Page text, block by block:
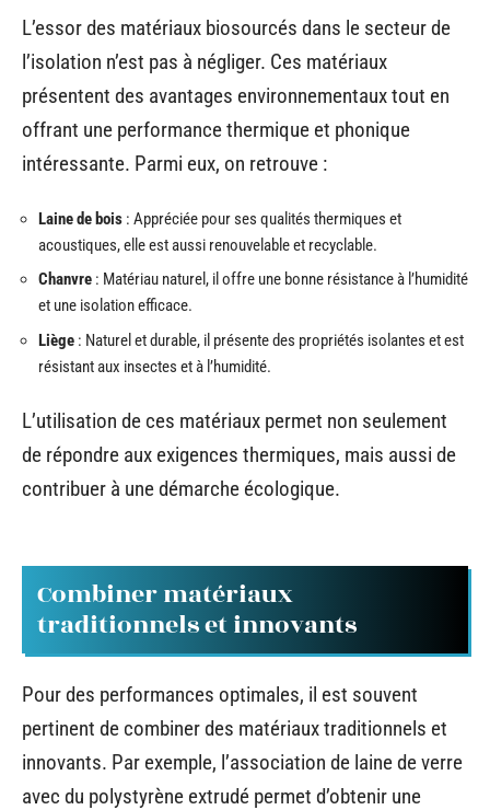
L’essor des matériaux biosourcés dans le secteur de
l’isolation n’est pas à négliger. Ces matériaux
présentent des avantages environnementaux tout en
offrant une performance thermique et phonique
intéressante. Parmi eux, on retrouve :
Laine de bois : Appréciée pour ses qualités thermiques et
acoustiques, elle est aussi renouvelable et recyclable.
Chanvre : Matériau naturel, il offre une bonne résistance à l’humidité
et une isolation efficace.
Liège : Naturel et durable, il présente des propriétés isolantes et est
résistant aux insectes et à l’humidité.
L’utilisation de ces matériaux permet non seulement
de répondre aux exigences thermiques, mais aussi de
contribuer à une démarche écologique.
Combiner matériaux
traditionnels et innovants
Pour des performances optimales, il est souvent
pertinent de combiner des matériaux traditionnels et
innovants. Par exemple, l’association de laine de verre
avec du polystyrène extrudé permet d’obtenir une